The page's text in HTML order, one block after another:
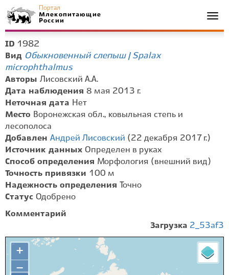
Портал
Млекопитающие
России
ID 1982
Вид Обыкновенный слепыш | Spalax
microphthalmus
Авторы Лисовский А.А.
Дата наблюдения 8 мая 2013 г.
Неточная дата Нет
Место Воронежская обл., ковыльная степь и
лесополоса
Добавлен Андрей Лисовский (22 декабря 2017 г.)
Источник данных Определен в руках
Способ определения Морфология (внешний вид)
Точность привязки 100 м
Надежность определения
Точно
Статус Одобрено
Комментарий
Загрузка 2_53af3
+
−